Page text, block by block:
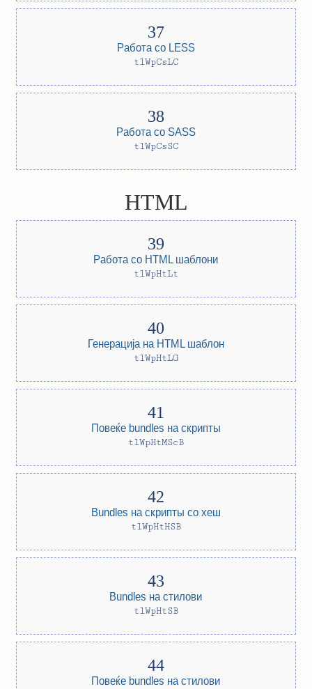
Работа со LESS
tlWpCsLC
Работа со SASS
tlWpCsSC
HTML
Работа со HTML шаблони
tlWpHtLt
Генерација на HTML шаблон
tlWpHtLG
Повеќе bundles на скрипты
tlWpHtMScB
Bundles на скрипты со хеш
tlWpHtHSB
Bundles на стилови
tlWpHtSB
Повеќе bundles на стилови